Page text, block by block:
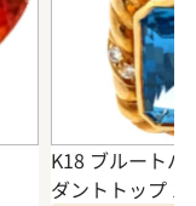
K18 ブルートパ
ダントトップ